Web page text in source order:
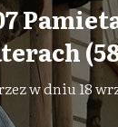
w dniu18